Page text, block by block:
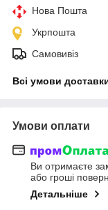
Нова Пошта
Укрпошта
Самовивіз
Всі умови
Умови оплати
Ви отримаєте
або гроші
Детальніше